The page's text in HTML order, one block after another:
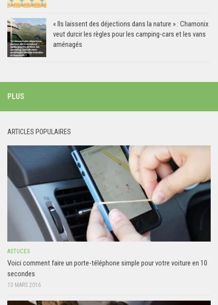
« Ils laissent des déjections dans la nature » : Chamonix
veut durcir les règles pour les camping-cars et les vans
aménagés
PLUS
ARTICLES POPULAIRES
ASTUCES
Voici comment faire un porte-téléphone simple pour votre voiture en 10
secondes
13 MARS 2016